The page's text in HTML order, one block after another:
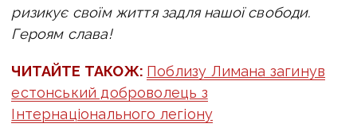
ризикує своїм життя задля нашої свободи.
Героям слава!
ЧИТАЙТЕ ТАКОЖ: Поблизу Лимана загинув
естонський доброволець з
Інтернаціонального легіону